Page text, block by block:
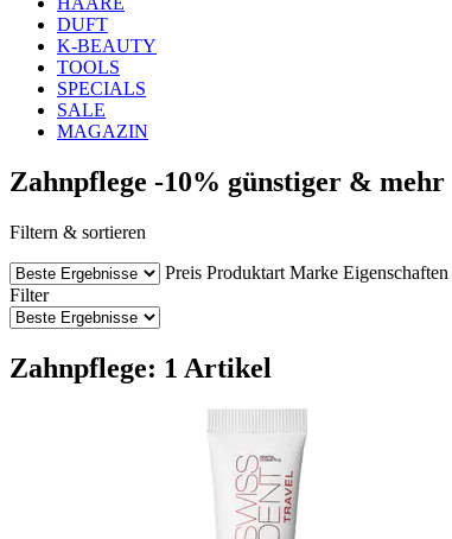
DUFT
K-BEAUTY
TOOLS
SPECIALS
SALE
MAGAZIN
Zahnpflege -10% günstiger & mehr
Filtern & sortieren
Preis Produktart Marke Eigenschaften
Filter
Zahnpflege: 1 Artikel